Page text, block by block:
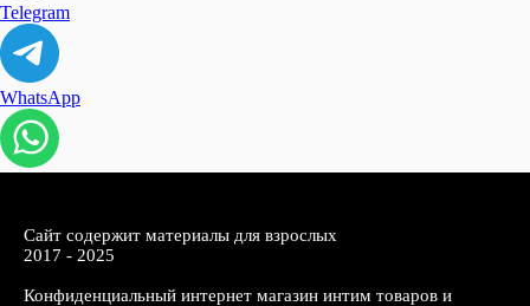
Telegram
WhatsApp
Сайт содержит материалы для взрослых
2017 - 2025
Конфиденциальный интернет магазин интим товаров и